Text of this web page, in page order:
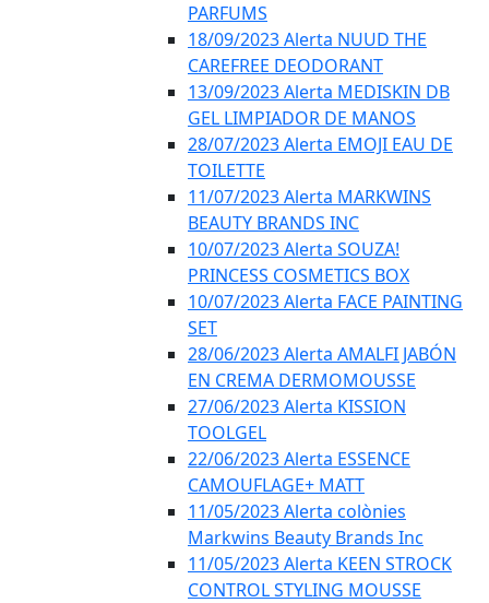
PARFUMS
18/09/2023 Alerta NUUD THE
CAREFREE DEODORANT
13/09/2023 Alerta MEDISKIN DB
GEL LIMPIADOR DE MANOS
28/07/2023 Alerta EMOJI EAU DE
TOILETTE
11/07/2023 Alerta MARKWINS
BEAUTY BRANDS INC
10/07/2023 Alerta SOUZA!
PRINCESS COSMETICS BOX
10/07/2023 Alerta FACE PAINTING
SET
28/06/2023 Alerta AMALFI JABÓN
EN CREMA DERMOMOUSSE
27/06/2023 Alerta KISSION
TOOLGEL
22/06/2023 Alerta ESSENCE
CAMOUFLAGE+ MATT
11/05/2023 Alerta colònies
Markwins Beauty Brands Inc
11/05/2023 Alerta KEEN STROCK
CONTROL STYLING MOUSSE